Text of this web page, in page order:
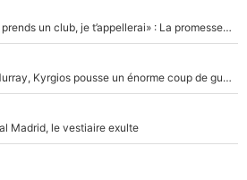
Mercato - OM - «Dès que je prends un club, je t’appellerai» : La promesse de Marcelino au moment de claquer la porte
Victime de racisme contre Murray, Kyrgios pousse un énorme coup de gueule !
Madrid, le vestiaire exulte